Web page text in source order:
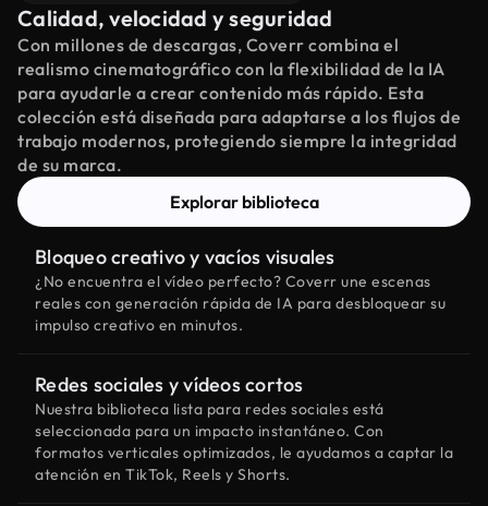
Calidad, velocidad y seguridad
Con millones de descargas, Coverr combina el
realismo cinematográfico con la flexibilidad de la IA
para ayudarle a crear contenido más rápido. Esta
colección está diseñada para adaptarse a los flujos de
trabajo modernos, protegiendo siempre la integridad
de su marca.
Explorar biblioteca
Bloqueo creativo y vacíos visuales
¿No encuentra el vídeo perfecto? Coverr une escenas
reales con generación rápida de IA para desbloquear su
impulso creativo en minutos.
Redes sociales y vídeos cortos
Nuestra biblioteca lista para redes sociales está
seleccionada para un impacto instantáneo. Con
formatos verticales optimizados, le ayudamos a captar la
atención en TikTok, Reels y Shorts.